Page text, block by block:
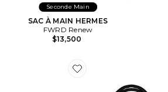
Seconde Main
SAC À MAIN HERMES
FWRD Renew
$13,500
Favorite SAC CELINE